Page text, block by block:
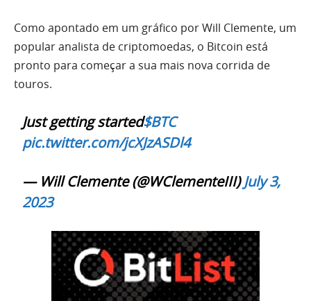
Como apontado em um gráfico por Will Clemente, um
popular analista de criptomoedas, o Bitcoin está
pronto para começar a sua mais nova corrida de
touros.
Just getting started$BTC
pic.twitter.com/jcXJzASDl4
— Will Clemente (@WClementeIII)July 3,
2023